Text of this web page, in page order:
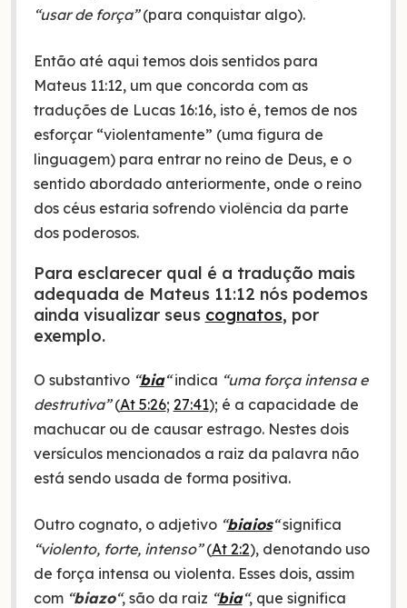
“usar de força”(para conquistar algo).
Então até aqui temos dois sentidos para
Mateus 11:12, um que concorda com as
traduções de Lucas 16:16, isto é, temos de nos
esforçar “violentamente” (uma figura de
linguagem) para entrar no reino de Deus, e o
sentido abordado anteriormente, onde o reino
dos céus estaria sofrendo violência da parte
dos poderosos.
Para esclarecer qual é a tradução mais
adequada de Mateus 11:12 nós podemos
ainda visualizar seus cognatos, por
exemplo.
O substantivo “bia“indica “uma força intensa e
destrutiva”(At 5:26; 27:41); é a capacidade de
machucar ou de causar estrago. Nestes dois
versículos mencionados a raiz da palavra não
está sendo usada de forma positiva.
Outro cognato, o adjetivo “biaios“significa
“violento, forte, intenso”(At 2:2), denotando uso
de força intensa ou violenta. Esses dois, assim
com “biazo“, são da raiz “bia“, que significa